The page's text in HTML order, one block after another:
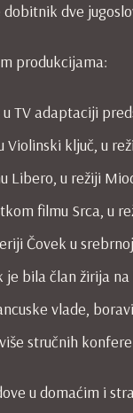
dve
produkcijama:
TV adaptaciji
Violinski ključ, u
Libero, u režiji
filmu Srca, u
Čovek u
je bila član žirija
vlade,
stručnih
u domaćim i